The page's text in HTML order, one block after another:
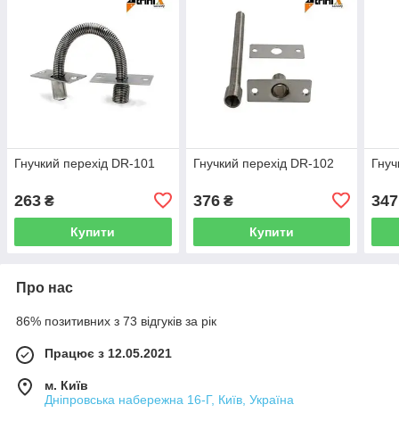
Гнучкий перехід DR-101
263 ₴
Купити
Гнучкий перехід DR-102
376₴
Купити
347
Про нас
86% позитивних з 73 відгуків за рік
Працює з 12.05.2021
м. Київ
Дніпровська набережна 16-Г, Київ, Україна